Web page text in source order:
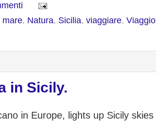
mare, Natura, Sicilia, viaggiare, Viaggio
in Sicily.
in Europe, lights up Sicily skies